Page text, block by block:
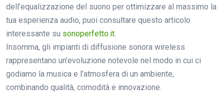
dell’equalizzazione del suono per ottimizzare al massimo la
tua esperienza audio, puoi consultare questo articolo
interessante su sonoperfetto.it.
Insomma, gli impianti di diffusione sonora wireless
rappresentano un’evoluzione notevole nel modo in cui ci
godiamo la musica e l’atmosfera di un ambiente,
combinando qualità, comodità e innovazione.